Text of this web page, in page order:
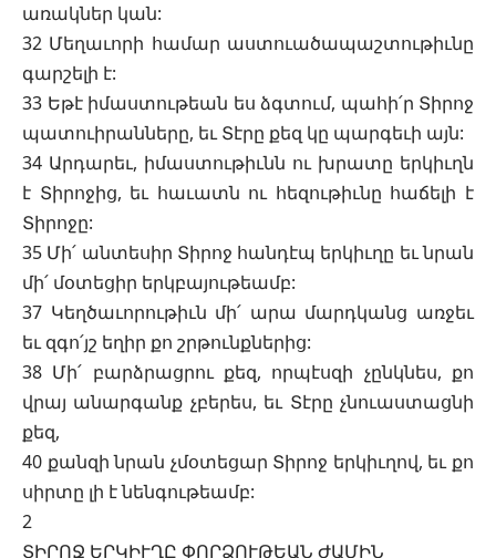
առակներ կան:
32 Մեղաւորի համար աստուածապաշտութիւնը
գարշելի է:
33 Եթէ իմաստութեան ես ձգտում, պահի՛ր Տիրոջ
պատուիրանները, եւ Տէրը քեզ կը պարգեւի այն:
34 Արդարեւ, իմաստութիւնն ու խրատը երկիւղն
է Տիրոջից, եւ հաւատն ու հեզութիւնը հաճելի է
Տիրոջը:
35 Մի՛ անտեսիր Տիրոջ հանդէպ երկիւղը եւ նրան
մի՛ մօտեցիր երկբայութեամբ:
37 Կեղծաւորութիւն մի՛ արա մարդկանց առջեւ
եւ զգո՛յշ եղիր քո շրթունքներից:
38 Մի՛ բարձրացրու քեզ, որպէսզի չընկնես, քո
վրայ անարգանք չբերես, եւ Տէրը չնուաստացնի
քեզ,
40 քանզի նրան չմօտեցար Տիրոջ երկիւղով, եւ քո
սիրտը լի է նենգութեամբ:
2
ՏԻՐՈՋ ԵՐԿԻՒՂԸ ՓՈՐՁՈՒԹԵԱՆ ԺԱՄԻՆ